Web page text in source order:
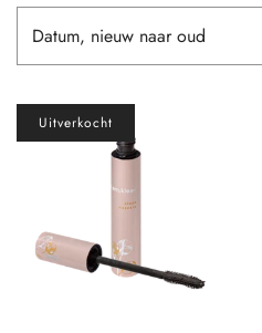
Datum, nieuw naar oud
Uitverkocht